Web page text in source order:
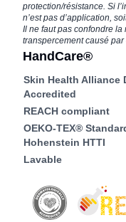
protection/résistance. Si
n’est pas d’application,
Il ne faut pas confondre
transpercement causé
HandCare®
Skin Health Alliance
Accredited
REACH compliant
OEKO-TEX®
Hohenstein HTTI
Lavable